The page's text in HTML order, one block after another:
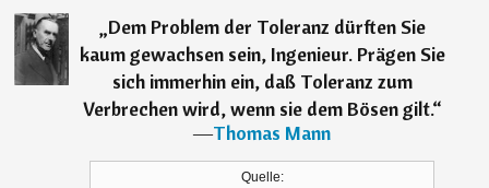
„Dem Problem der Toleranz dürften Sie
kaum gewachsen sein, Ingenieur. Prägen Sie
sich immerhin ein, daß Toleranz zum
Verbrechen wird, wenn sie dem Bösen gilt.“
―Thomas Mann
Quelle: